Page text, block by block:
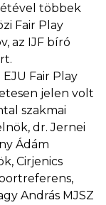
többek
Fair Play
az IJF bíró
Fair Play
jelen volt
szakmai
dr. Jernei
Ádám
Cirjenics
András MJSZ